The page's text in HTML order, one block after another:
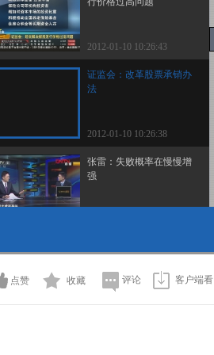
2012-01-10 10:26:43
证监会：改革股票承销办
法
2012-01-10 10:26:38
张雷：失败概率在慢慢增
强
2012-01-10 10:25:53
点赞 收藏 评论 客户端看